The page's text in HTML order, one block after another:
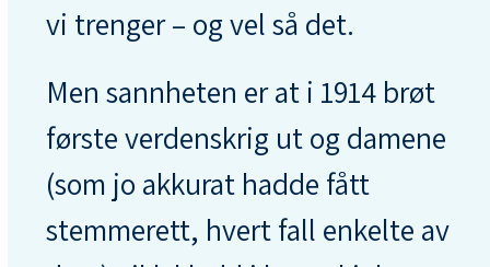
vi trenger – og vel så det.
Men sannheten er at i 1914 brøt
første verdenskrig ut og damene
(som jo akkurat hadde fått
stemmerett, hvert fall enkelte av